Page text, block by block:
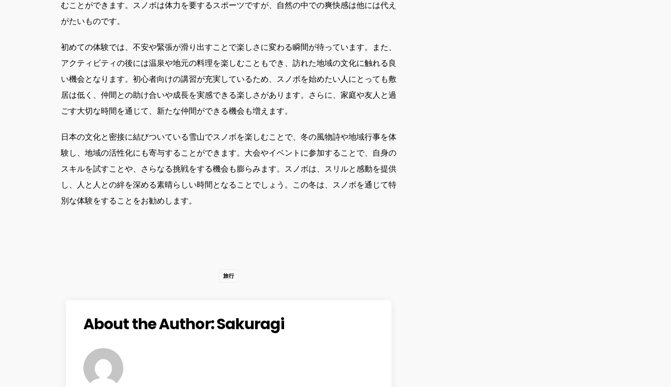
むことができます。スノボは体力を要するスポーツですが、自然の中での爽快感は他には代え
がたいものです。
初めての体験では、不安や緊張が滑り出すことで楽しさに変わる瞬間が待っています。また、
アクティビティの後には温泉や地元の料理を楽しむこともでき、訪れた地域の文化に触れる良
い機会となります。初心者向けの講習が充実しているため、スノボを始めたい人にとっても敷
居は低く、仲間との助け合いや成長を実感できる楽しさがあります。さらに、家庭や友人と過
ごす大切な時間を通じて、新たな仲間ができる機会も増えます。
日本の文化と密接に結びついている雪山でスノボを楽しむことで、冬の風物詩や地域行事を体
験し、地域の活性化にも寄与することができます。大会やイベントに参加することで、自身の
スキルを試すことや、さらなる挑戦をする機会も膨らみます。スノボは、スリルと感動を提供
し、人と人との絆を深める素晴らしい時間となることでしょう。この冬は、スノボを通じて特
別な体験をすることをお勧めします。
旅行
About the Author:Sakuragi